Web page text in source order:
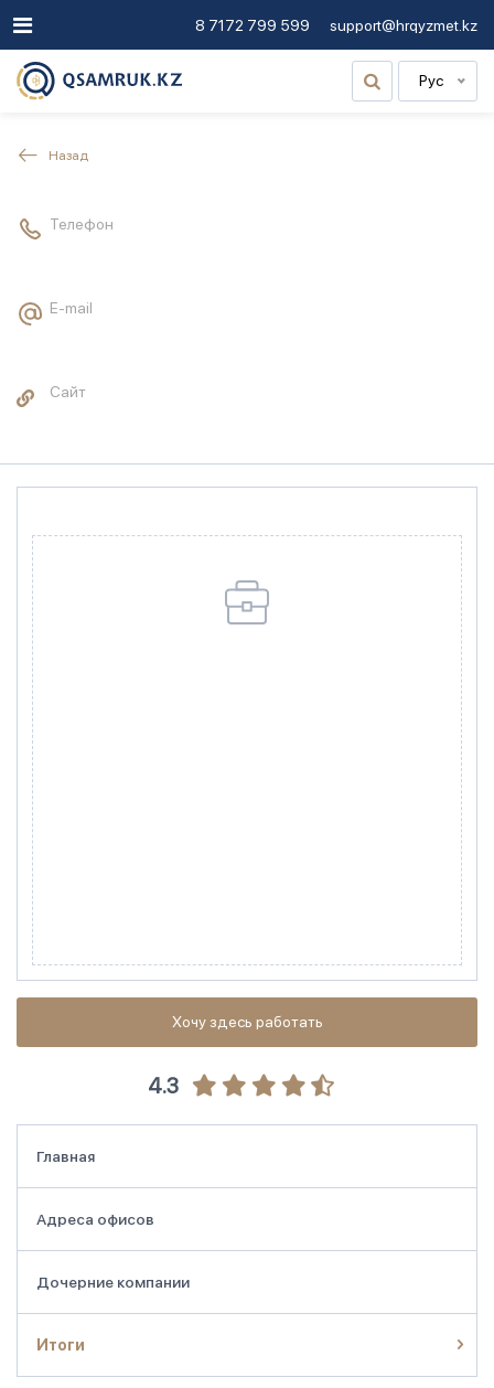
8 7172 799 599 support@hrqyzmet.kz
Рус
Назад
Телефон
E-mail
Сайт
Хочу здесь работать
4.3
Главная
Адреса офисов
Дочерние компании
Итоги